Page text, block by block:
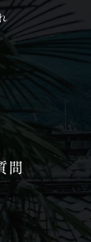
問